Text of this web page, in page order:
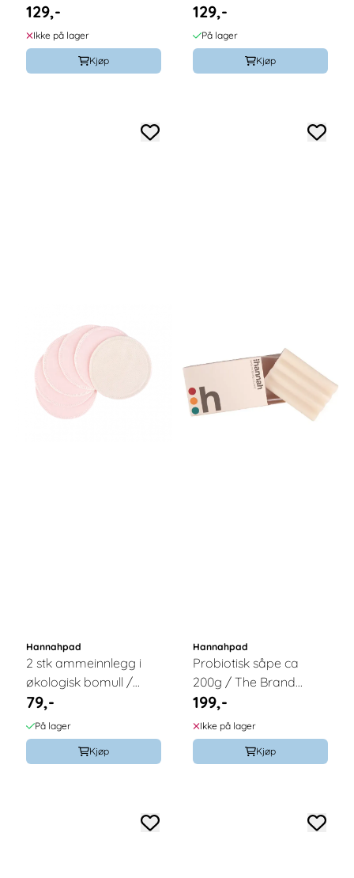
129,-
Ikke på lager
Kjøp
Hannah
129,-
På lager
Kjøp
Hannahpad
2 stk ammeinnlegg i
økologisk bomull /
Hannahpad
79,-
På lager
Kjøp
Hannahpad
Probiotisk såpe ca
200g / The Brand
Hannah
199,-
Ikke på lager
Kjøp